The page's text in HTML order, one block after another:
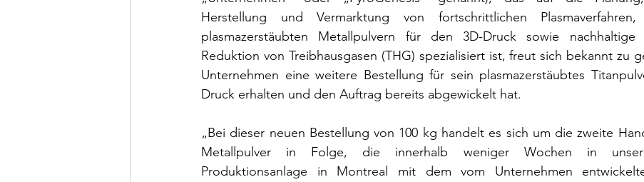
Herstellung und Vermarktung von fortschrittlichen Plasmaverfahren,
plasmazerstäubten Metallpulvern für den 3D-Druck sowie nachhaltige
Reduktion von Treibhausgasen (THG) spezialisiert ist, freut sich bekannt zu
Unternehmen eine weitere Bestellung für sein plasmazerstäubtes
Druck erhalten und den Auftrag bereits abgewickelt hat.
„Bei dieser neuen Bestellung von 100 kg handelt es sich um die zweite
Metallpulver in Folge, die innerhalb weniger Wochen in
Produktionsanlage in Montreal mit dem vom Unternehmen